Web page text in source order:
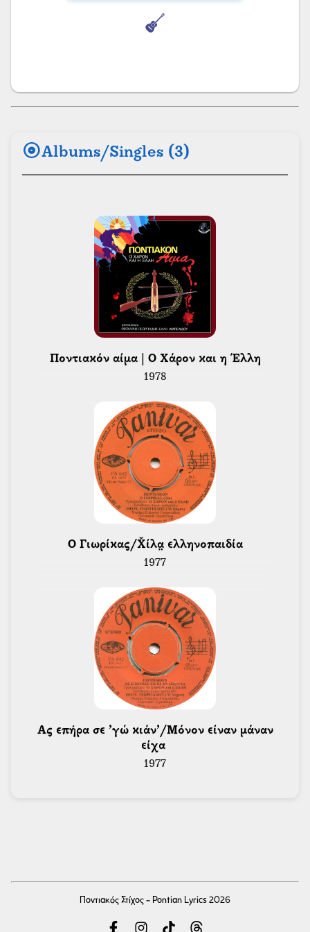
albumAlbums/Singles (3)
Ποντιακόν αίμα | Ο Χάρον και η Έλλη
1978
Ο Γιωρίκας/Χ̌ίλα̤ ελληνοπαιδία
1977
είχα
1977
Ποντιακός Στίχος - Pontian Lyrics 2026